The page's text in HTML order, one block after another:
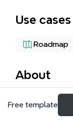
Use cases
Roadmap
About
Шаблон ТОП-
комплексный
Free template